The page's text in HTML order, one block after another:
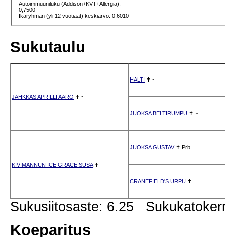
Autoimmuuniluku (Addison+KVT+Allergia):
0,7500
Ikäryhmän (yli 12 vuotiaat) keskiarvo: 0,6010
Sukutaulu
JAHKKAS APRILLI AARO ✝ ~
HALTI ✝ ~
JUOKSA BELTIRUMPU ✝ ~
KIVIMANNUN ICE GRACE SUSA✝
JUOKSA GUSTAV✝ Prb
CRANEFIELD'S URPU ✝
Sukusiitosaste: 6.25
Koeparitus